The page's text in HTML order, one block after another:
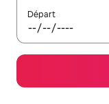
Départ